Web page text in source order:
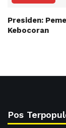
Presiden:
Kebocoran
Pos